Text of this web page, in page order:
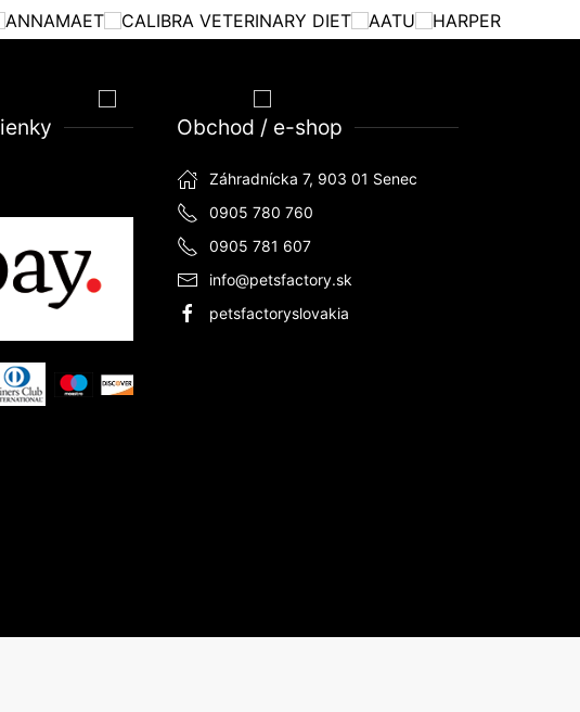
ANNAMAET CALIBRA VETERINARY DIET AATU
HARPER
Obchod / e-shop
Záhradnícka 7, 903 01 Senec
0905 780 760
0905 781 607
info@petsfactory.sk
petsfactoryslovakia